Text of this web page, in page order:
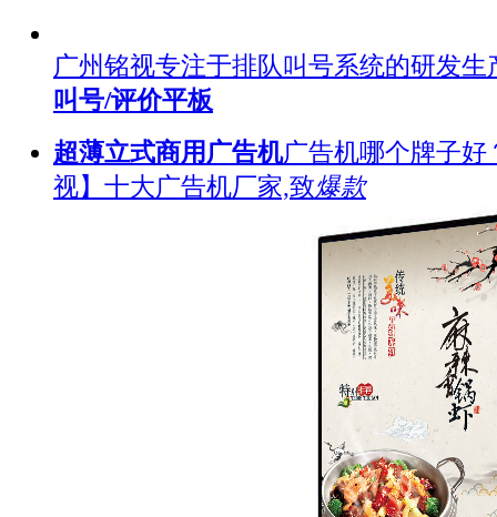
广州铭视专注于排队叫号系统的研发
叫号/评价平板
超薄立式商用广告机广告机哪个牌子好
视】十大广告机厂家,致爆款